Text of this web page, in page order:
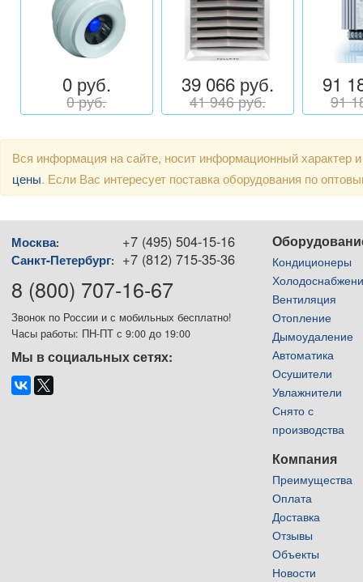
0 руб.
0 руб.
39 066 руб.
41 946 руб.
91
91
Вся информация на сайте, носит информационный
цены. Если Вас интересует поставка оборудования по
Москва: +7 (495) 504-15-16
Санкт-Петербург: +7 (812) 715-35-36
8 (800) 707-16-67
Звонок по России и с мобильных бесплатно!
Часы работы: ПН-ПТ с 9:00 до 19:00
Мы в социальных сетях:
Кондиционеры
Вентиляция
Отопление
Дымоудаление
Автоматика
Осушители
Увлажнители
Снято с
производства
Компания
Преимущества
Оплата
Доставка
Отзывы
Объекты
Новости